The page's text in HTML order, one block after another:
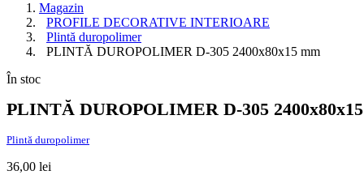
Magazin
PROFILE DECORATIVE INTERIOARE
Plintă duropolimer
PLINTĂ DUROPOLIMER D-305 2400x80x15 mm
În stoc
PLINTĂ DUROPOLIMER D-305
Plintă duropolimer
36,00 lei